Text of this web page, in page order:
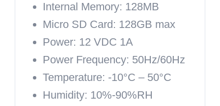
Internal Memory: 128MB
Micro SD Card: 128GB max
Power: 12 VDC 1A
Power Frequency: 50Hz/60Hz
Temperature: -10°C – 50°C
Humidity: 10%-90%RH